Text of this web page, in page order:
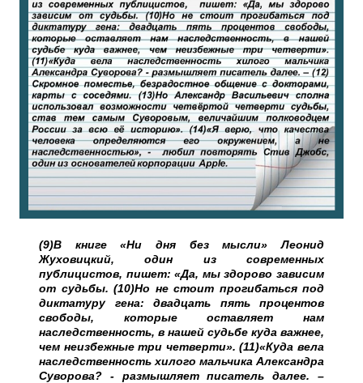
(9)В книге «Ни дня без мысли» Леонид
Жуховицкий, один из современных
публицистов, пишет: «Да, мы здорово зависим
от судьбы. (10)Но не стоит прогибаться под
диктатуру гена: двадцать пять процентов
свободы, которые оставляет нам
наследственность, в нашей судьбе куда важнее,
чем неизбежные три четверти». (11)«Куда вела
наследственность хилого мальчика Александра
Суворова? - размышляет писатель далее. –